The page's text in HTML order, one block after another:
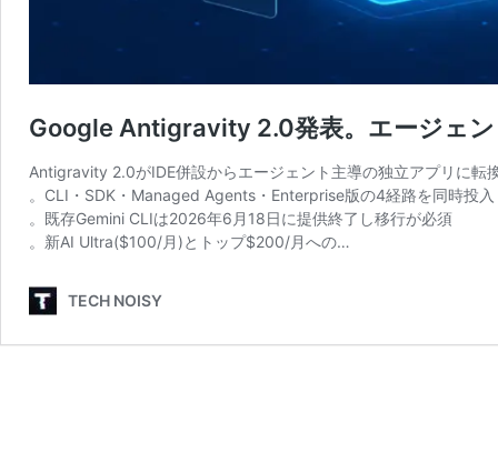
Google Antigravity 2.0発表。エージェ
Antigravity 2.0がIDE併設からエージェント主導の独立アプリに転
。CLI・SDK・Managed Agents・Enterprise版の4経路を同時投入
。既存Gemini CLIは2026年6月18日に提供終了し移行が必須
。新AI Ultra($100/月)とトップ$200/月への…
TECH NOISY